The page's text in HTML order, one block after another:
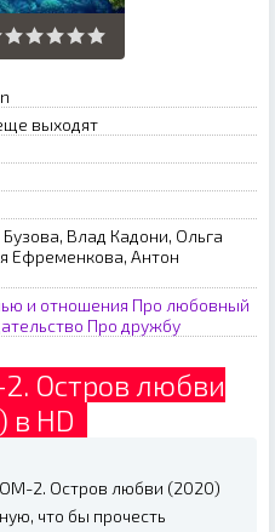
выходят
Влад Кадони, Ольга
Ефременкова, Антон
и отношения Про любовный
Про дружбу
Остров любви
в HD
2. Остров любви (2020)
что бы прочесть